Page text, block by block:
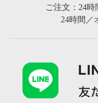
ご注文：24
24時間／